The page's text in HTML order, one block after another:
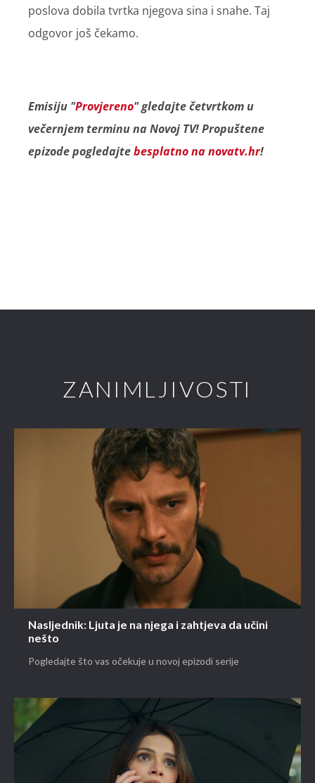
poslova dobila tvrtka njegova sina i snahe. Taj
odgovor još čekamo.
Emisiju "Provjereno" gledajte četvrtkom u
večernjem terminu na Novoj TV! Propuštene
epizode pogledajtebesplatno na novatv.hr!
ZANIMLJIVOSTI
Nasljednik: Ljuta je na njega i zahtjeva da učini
nešto
Pogledajte što vas očekuje u novoj epizodi serije